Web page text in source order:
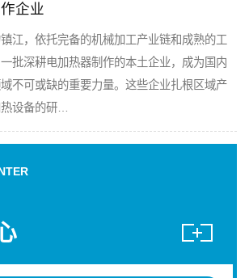
企业
江，依托完备的机械加工产业链和成熟的工
批深耕电加热器制作的本土企业，成为国内
不可或缺的重要力量。这些企业扎根区域产
设备的研…